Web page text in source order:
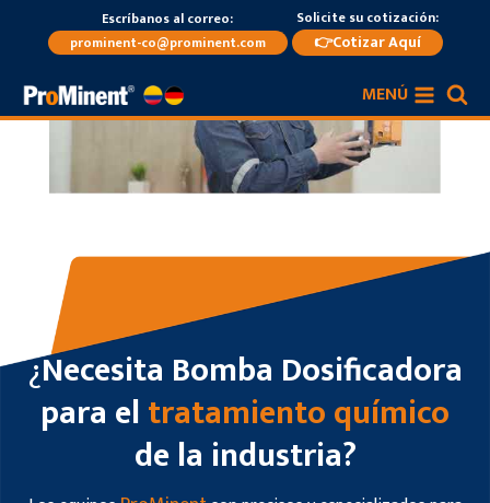
contenido
Escríbanos al correo:
prominent-co@prominent.com
Solicite su cotización:
👉Cotizar Aquí
MENÚ
¿Necesita Bomba Dosificadora
para eltratamiento químico
de la industria?